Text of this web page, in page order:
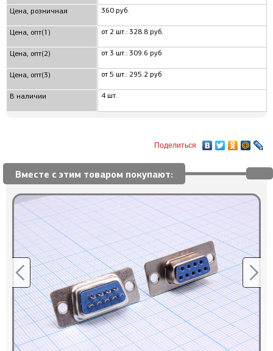
Цена, розничная
Цена, опт(1)
Цена, опт(2)
Цена, опт(3)
В наличии
360 руб.
от 2 шт.: 328.8 руб.
от 3 шт.: 309.6 руб
от 5 шт.: 295.2 руб
4 шт.
Поделиться
Вместе с этим товаром покупают: